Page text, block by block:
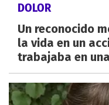
DOLOR
Un reconocido
la vida en un
trabajaba en